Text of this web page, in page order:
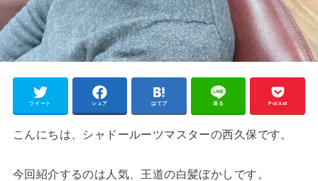
ツイート シェア はてブ 送る Pocket
こんにちは、シャドールーツマスターの西久保です。
今回紹介するのは人気、王道の白髪ぼかしです。